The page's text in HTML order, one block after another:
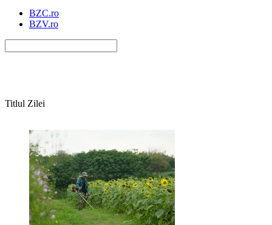
BZC.ro
BZV.ro
Titlul Zilei